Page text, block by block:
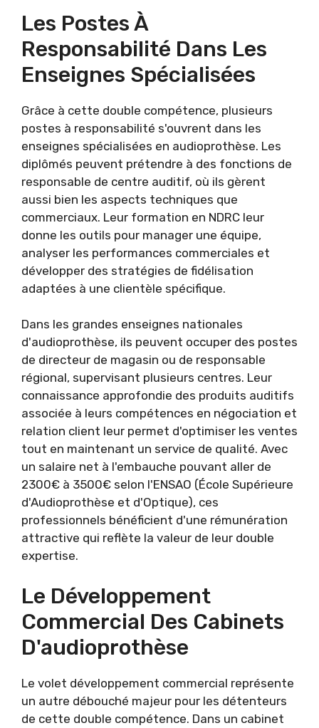
Les Postes À
Responsabilité Dans Les
Enseignes Spécialisées
Grâce à cette double compétence, plusieurs
postes à responsabilité s'ouvrent dans les
enseignes spécialisées en audioprothèse. Les
diplômés peuvent prétendre à des fonctions de
responsable de centre auditif, où ils gèrent
aussi bien les aspects techniques que
commerciaux. Leur formation en NDRC leur
donne les outils pour manager une équipe,
analyser les performances commerciales et
développer des stratégies de fidélisation
adaptées à une clientèle spécifique.
Dans les grandes enseignes nationales
d'audioprothèse, ils peuvent occuper des postes
de directeur de magasin ou de responsable
régional, supervisant plusieurs centres. Leur
connaissance approfondie des produits auditifs
associée à leurs compétences en négociation et
relation client leur permet d'optimiser les ventes
tout en maintenant un service de qualité. Avec
un salaire net à l'embauche pouvant aller de
2300€ à 3500€ selon l'ENSAO (École Supérieure
d'Audioprothèse et d'Optique), ces
professionnels bénéficient d'une rémunération
attractive qui reflète la valeur de leur double
expertise.
Le Développement
Commercial Des Cabinets
D'audioprothèse
Le volet développement commercial représente
un autre débouché majeur pour les détenteurs
de cette double compétence. Dans un cabinet